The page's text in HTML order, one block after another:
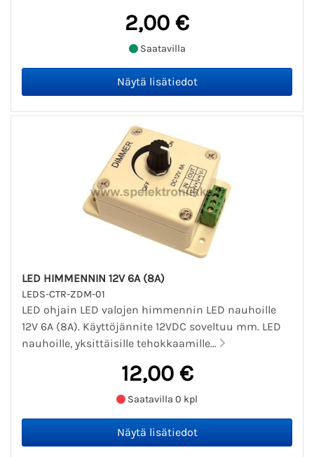
2,00 €
Saatavilla
LED HIMMENNIN 12V 6A (8A)
LEDS-CTR-ZDM-01
LED ohjain LED valojen himmennin LED nauhoille
12V 6A (8A). Käyttöjännite 12VDC soveltuu mm. LED
nauhoille, yksittäisille tehokkaamille...
12,00 €
Saatavilla 0 kpl